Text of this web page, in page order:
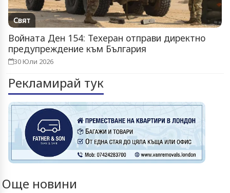
Свят
Войната Ден 154: Техеран отправи директно
предупреждение към България
30 Юли 2026
Рекламирай тук
Още новини